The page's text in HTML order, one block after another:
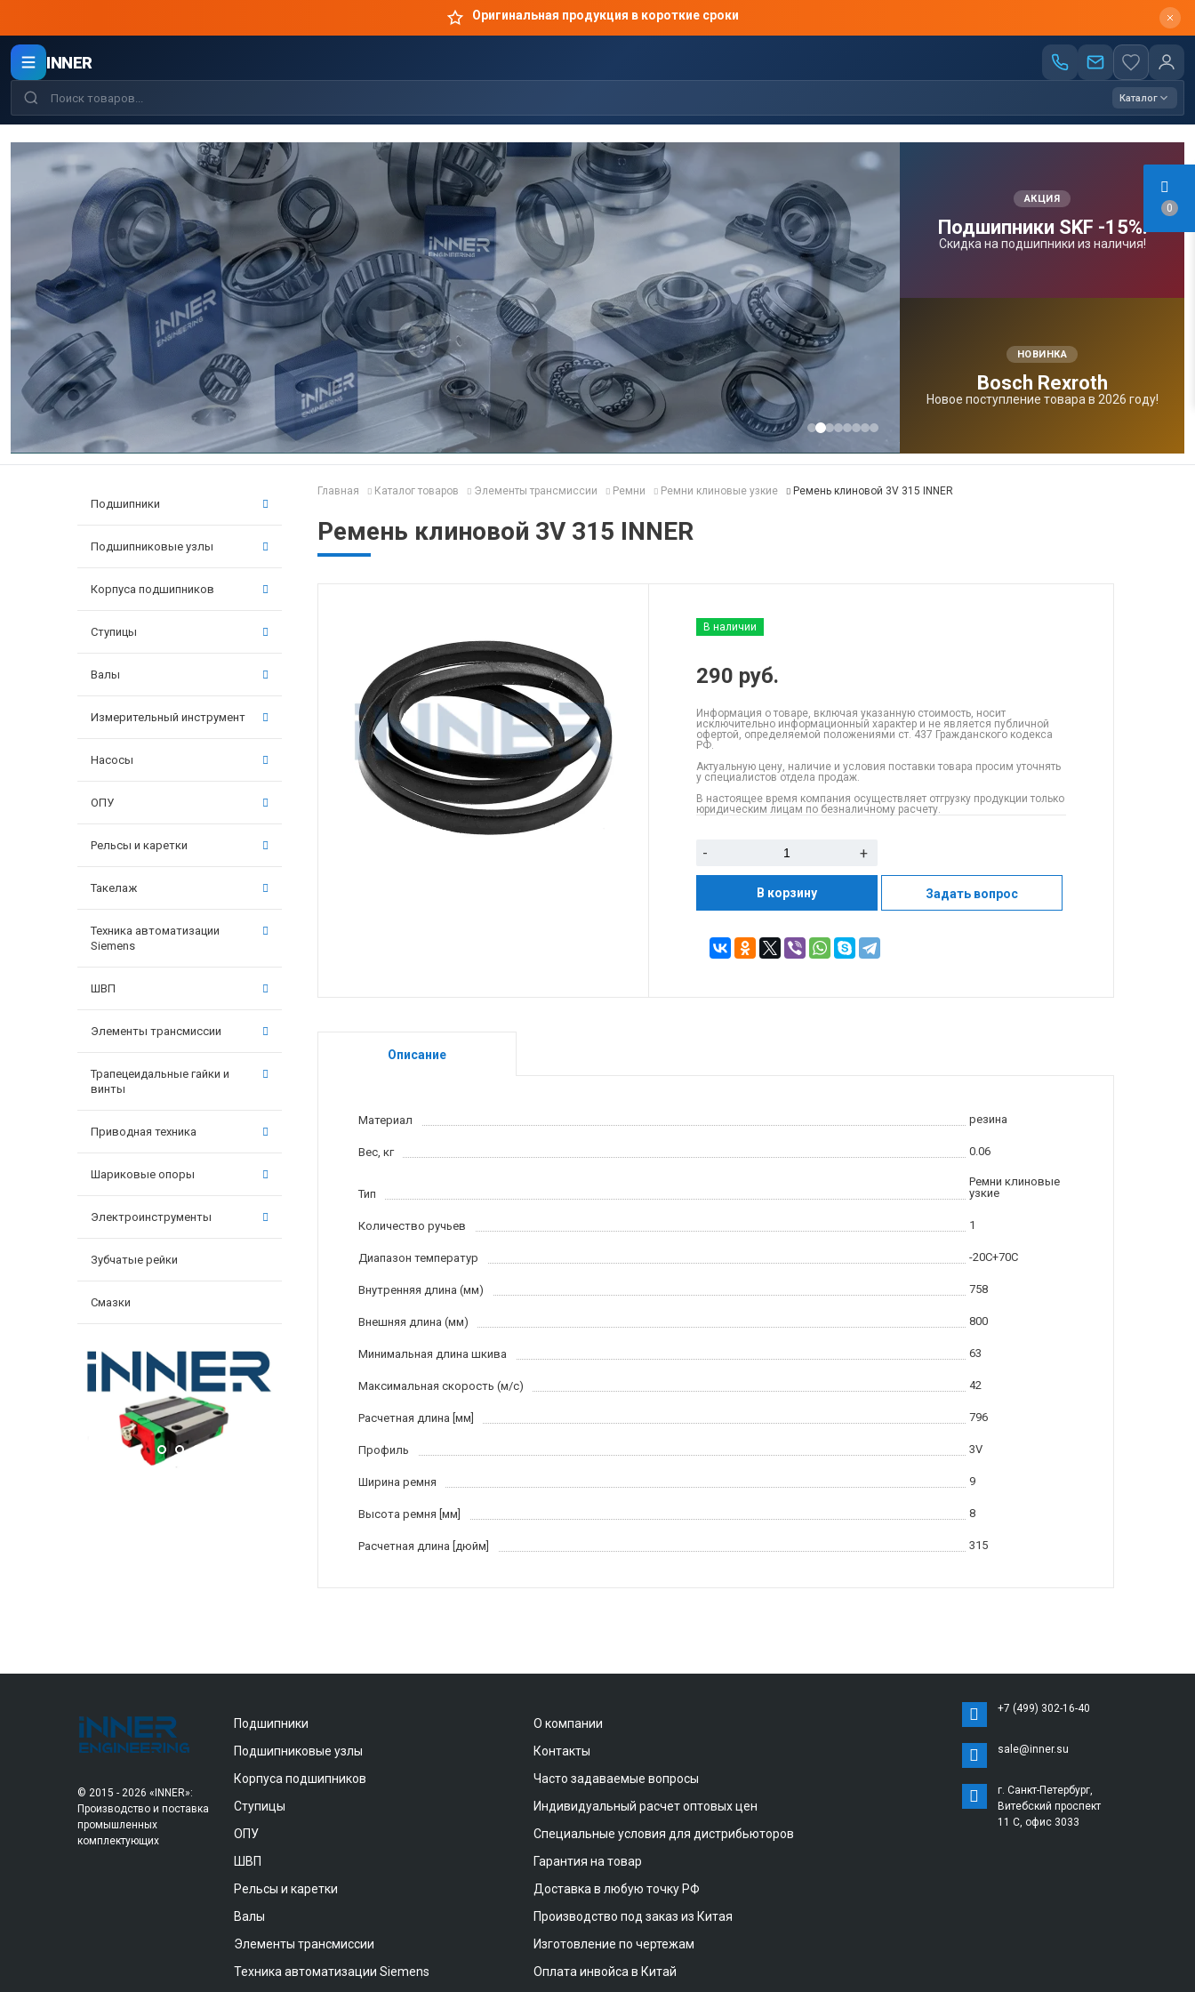
0
Оригинальная продукция в короткие сроки
INNER
Каталог
АКЦИЯ
Подшипники SKF -15%!
Скидка на подшипники из наличия!
НОВИНКА
Bosсh Rexroth
Новое поступление товара в 2026 году!
Подшипники
Подшипниковые узлы
Корпуса подшипников
Ступицы
Валы
Измерительный инструмент
Насосы
ОПУ
Рельсы и каретки
Такелаж
Техника автоматизации
Siemens
ШВП
Элементы трансмиссии
Трапецеидальные гайки и
винты
Приводная техника
Шариковые опоры
Электроинструменты
Зубчатые рейки
Смазки
Главная Каталог товаров Элементы трансмиссии Ремни Ремни клиновые узкие Ремень клиновой 3V 315 INNER
Ремень клиновой 3V 315 INNER
В наличии
290 руб.
Информация о товаре, включая указанную стоимость, носит
исключительно информационный характер и не является публичной
офертой, определяемой положениями ст. 437 Гражданского кодекса
РФ.
Актуальную цену, наличие и условия поставки товара просим уточнять
у специалистов отдела продаж.
В настоящее время компания осуществляет отгрузку продукции только
юридическим лицам по безналичному расчету.
- +
В корзину Задать вопрос
Описание
Материал резина
Вес, кг 0.06
Тип
Ремни клиновые
узкие
Количество ручьев 1
Диапазон температур -20С+70С
Внутренняя длина (мм) 758
Внешняя длина (мм) 800
Минимальная длина шкива 63
Максимальная скорость (м/c) 42
Расчетная длина [мм] 796
Профиль 3V
Ширина ремня 9
Высота ремня [мм] 8
Расчетная длина [дюйм] 315
© 2015 - 2026 «INNER»:
Производство и поставка
промышленных
комплектующих
Подшипники
Подшипниковые узлы
Корпуса подшипников
Ступицы
ОПУ
ШВП
Рельсы и каретки
Валы
Элементы трансмиссии
Техника автоматизации Siemens
О компании
Контакты
Часто задаваемые вопросы
Индивидуальный расчет оптовых цен
Специальные условия для дистрибьюторов
Гарантия на товар
Доставка в любую точку РФ
Производство под заказ из Китая
Изготовление по чертежам
Оплата инвойса в Китай
+7 (499) 302-16-40
sale@inner.su
г. Санкт-Петербург,
Витебский проспект
11 С, офис 3033